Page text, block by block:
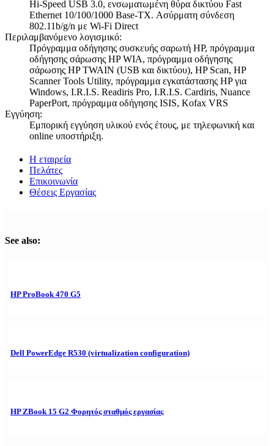
Hi-Speed USB 3.0, ενσωματωμένη θύρα δικτύου Fast
Ethernet 10/100/1000 Base-TX. Ασύρματη σύνδεση
802.11b/g/n με Wi-Fi Direct
Περιλαμβανόμενο λογισμικό:
Πρόγραμμα οδήγησης συσκευής σαρωτή HP, πρόγραμμα
οδήγησης σάρωσης HP WIA, πρόγραμμα οδήγησης
σάρωσης HP TWAIN (USB και δικτύου), HP Scan, HP
Scanner Tools Utility, πρόγραμμα εγκατάστασης HP για
Windows, I.R.I.S. Readiris Pro, I.R.I.S. Cardiris, Nuance
PaperPort, πρόγραμμα οδήγησης ISIS, Kofax VRS
Εγγύηση:
Εμπορική εγγύηση υλικού ενός έτους, με τηλεφωνική και
online υποστήριξη.
Η εταιρεία
Πελάτες
Επικοινωνία
Θέσεις Εργασίας
See also:
HP ProBook 470 G5
Dell PowerEdge R530 (virtualization configuration)
HP ZBook 15 G2 Φορητός σταθμός εργασίας